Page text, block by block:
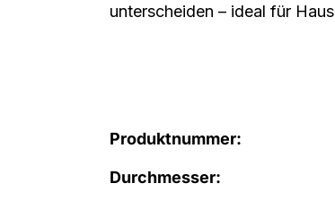
unterscheiden – ideal für
Produktnummer:
Durchmesser: